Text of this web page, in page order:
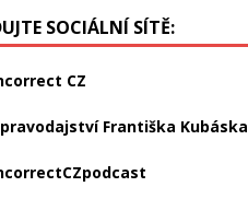
SOCIÁLNÍ SÍTĚ:
CZ
Františka Kubáska